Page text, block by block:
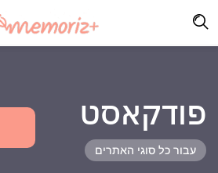
פודקאסט
עבור כל סוגי האתרים